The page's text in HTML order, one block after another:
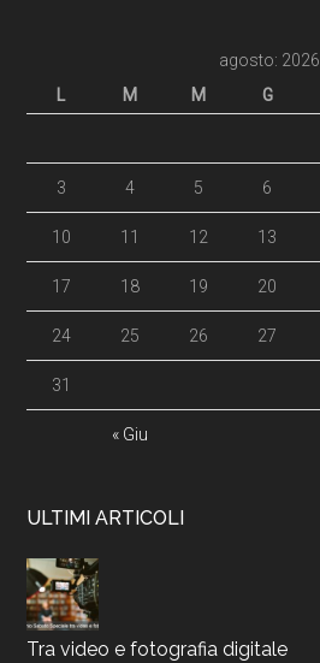
agosto: 2026
L
M M G
« Giu
3 4 5 6
10 11 12 13
17 18 19 20
24 25 26 27
31
ULTIMI ARTICOLI
Tra video e fotografia digitale